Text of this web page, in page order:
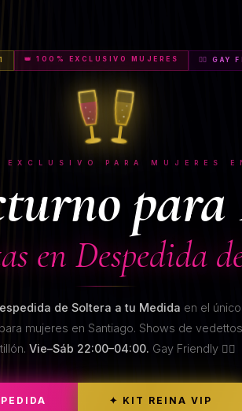
👑 100% EXCLUSIVO MUJERES 🏳️‍🌈 GAY
PARA MUJERES
para
en Despedida
de Soltera a tu Medida en el
mujeres en Santiago. Shows de
Vie–Sáb 22:00–04:00. Gay Friendly 🏳️‍🌈
✦ KIT REINA VIP